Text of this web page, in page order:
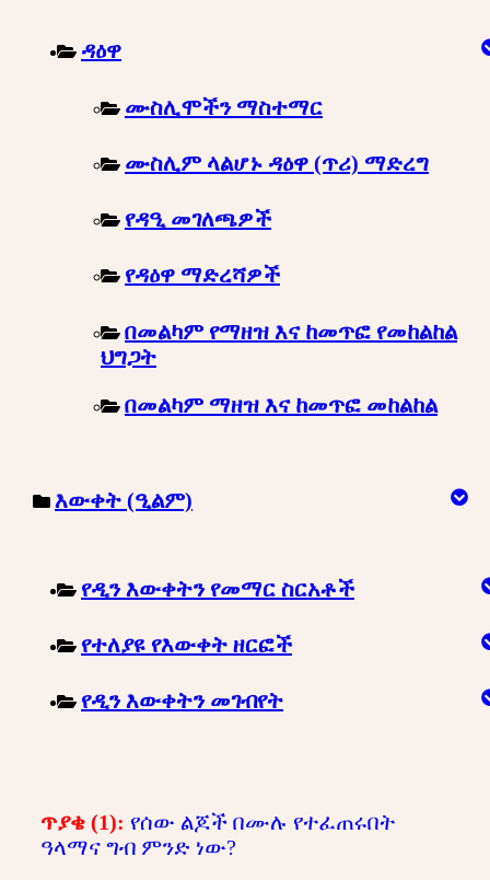
ዳዕዋ
ሙስሊሞችን ማስተማር
ሙስሊም ላልሆኑ ዳዕዋ (ጥሪ) ማድረግ
የዳዒ መገለጫዎች
የዳዕዋ ማድረሻዎች
በመልካም የማዘዝ እና ከመጥፎ የመከልከል
ህግጋት
በመልካም ማዘዝ እና ከመጥፎ መከልከል
እውቀት (ዒልም)
የዲን እውቀትን የመማር ስርአቶች
የተለያዩ የእውቀት ዘርፎች
የዲን እውቀትን መገብየት
ጥያቄ (1): የሰው ልጆች በሙሉ የተፈጠሩበት
ዓላማና ግብ ምንድ ነው?